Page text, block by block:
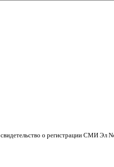
, свидетельство о регистрации СМИ Эл